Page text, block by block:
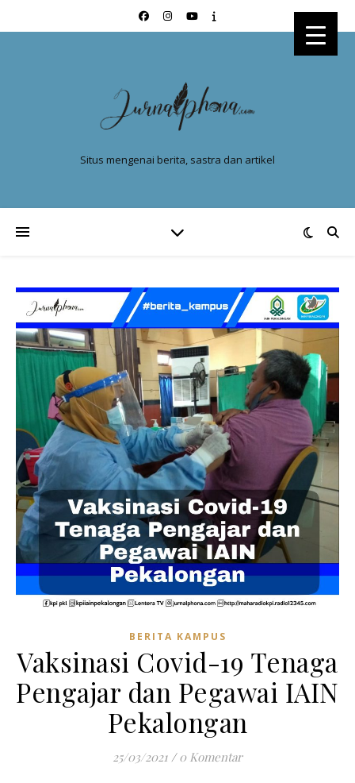
Situs mengenai berita, sastra dan artikel
BERITA KAMPUS
Vaksinasi Covid-19 Tenaga
Pengajar dan Pegawai IAIN
Pekalongan
25/03/2021 / 0 Komentar